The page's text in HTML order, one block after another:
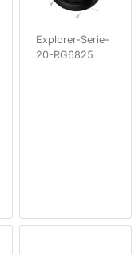
Explorer-Serie-
20-RG6825